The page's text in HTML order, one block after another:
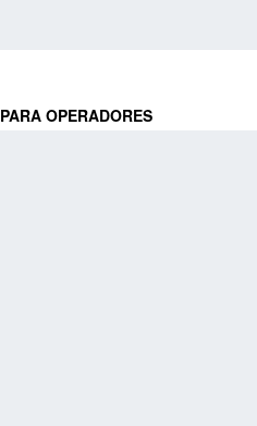
PARA OPERADORES